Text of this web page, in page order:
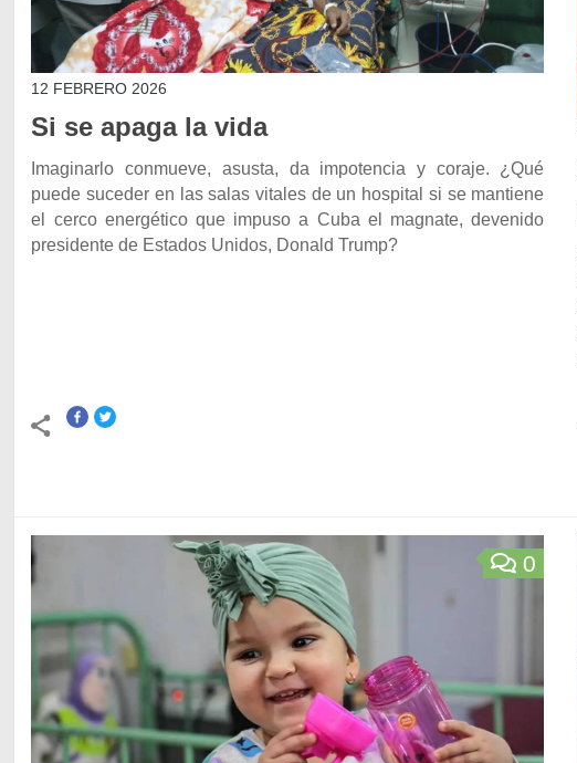
12 FEBRERO 2026
Si se apaga la vida
Imaginarlo conmueve, asusta, da impotencia y coraje. ¿Qué
puede suceder en las salas vitales de un hospital si se mantiene
el cerco energético que impuso a Cuba el magnate, devenido
presidente de Estados Unidos, Donald Trump?
0